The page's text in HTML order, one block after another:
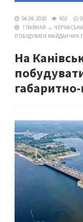
04.08.2020 902
0
ГЛАВНАЯ →
ПОБУДУВАТИ
На